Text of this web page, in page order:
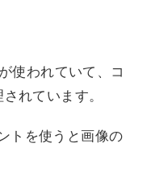
使われていて、コ
れています。
トを使うと画像の